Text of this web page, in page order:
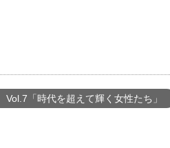
Vol.7「時代を超えて輝く女性たち」